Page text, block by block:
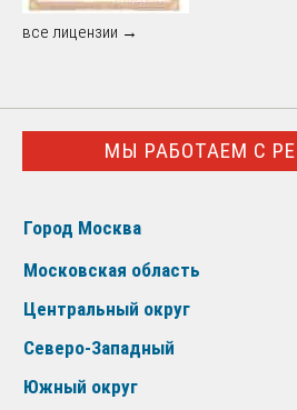
все лицензии →
МЫ РАБОТАЕМ С
Город Москва
Московская область
Центральный округ
Северо-Западный
Южный округ